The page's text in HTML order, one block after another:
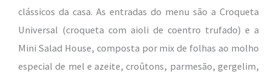
clássicos da casa. As entradas do menu são a Croqueta
Universal (croqueta com aioli de coentro trufado) e a
Mini Salad House, composta por mix de folhas ao molho
especial de mel e azeite, croûtons, parmesão, gergelim,